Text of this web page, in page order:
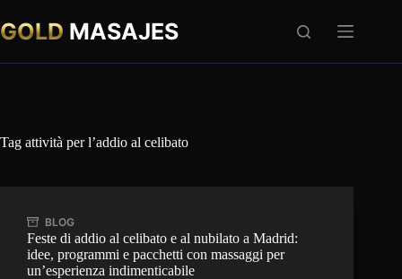
al
contenuto
GOLD MASAJES
Tag attività per l’addio al celibato
BLOG
Feste di addio al celibato e al nubilato a Madrid:
idee, programmi e pacchetti con massaggi per
un’esperienza indimenticabile